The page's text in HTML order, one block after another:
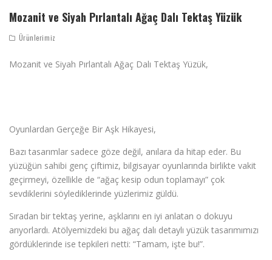
Mozanit ve Siyah Pırlantalı Ağaç Dalı Tektaş Yüzük
Ürünlerimiz
Mozanit ve Siyah Pırlantalı Ağaç Dalı Tektaş Yüzük,
Oyunlardan Gerçeğe Bir Aşk Hikayesi,
​Bazı tasarımlar sadece göze değil, anılara da hitap eder. Bu
yüzüğün sahibi genç çiftimiz, bilgisayar oyunlarında birlikte vakit
geçirmeyi, özellikle de “ağaç kesip odun toplamayı” çok
sevdiklerini söylediklerinde yüzlerimiz güldü.
Sıradan bir tektaş yerine, aşklarını en iyi anlatan o dokuyu
arıyorlardı. Atölyemizdeki bu ağaç dalı detaylı yüzük tasarımımızı
gördüklerinde ise tepkileri netti: “Tamam, işte bu!”.